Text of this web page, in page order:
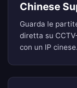
Chinese
Guarda le
diretta su
con un IP cinese.